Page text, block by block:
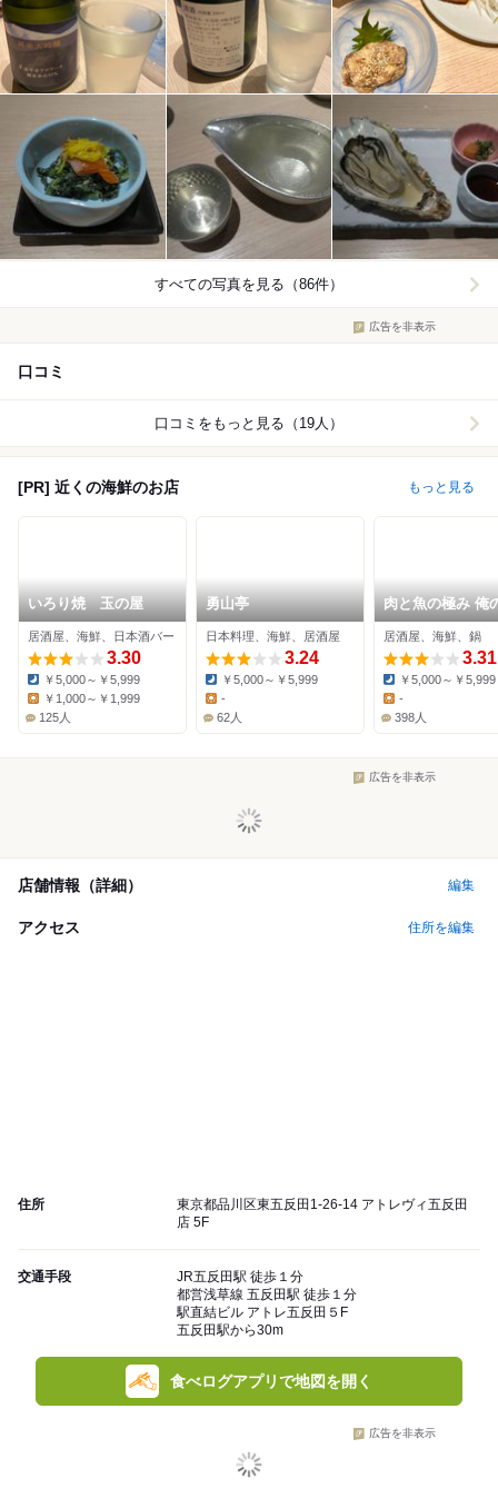
すべての写真を見る（86件）
広告を非表示
口コミ
口コミをもっと見る（19人）
[PR] 近くの海鮮のお店 もっと見る
いろり焼 玉の屋
居酒屋、海鮮、日本酒バー
3.30
Dinner:
￥5,000～￥5,999
￥1,000～￥1,999
125人
勇山亭
日本料理、海鮮、居酒屋
3.24
Dinner:
￥5,000～￥5,999
Lunch:
-
62人
肉と魚の極み 俺
烹 たくみ 五反田
居酒屋、海鮮、鍋
3.31
Dinner:
￥5,000～￥5,999
-
398人
広告を非表示
店舗情報（詳細） 編集
アクセス 住所を編集
住所
東京都品川区東五反田1-26-14 アトレヴィ五反田
店 5F
交通手段
JR五反田駅 徒歩１分
都営浅草線 五反田駅 徒歩１分
駅直結ビル アトレ五反田５F
五反田駅から30m
食べログアプリで地図を開く
広告を非表示